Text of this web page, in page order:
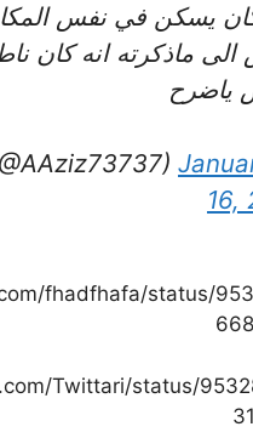
يسكن في نفس
ماذكرته انه كان
ياضرح
16,
fhadfhafa/status/
Twittari/status/